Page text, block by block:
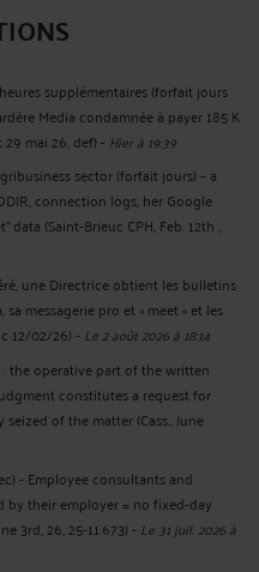
supplémentaires (forfait jours
Media condamnée à payer 185 K
mai 26, def)- Hier à 19:39
sector (forfait jours) – a
connection logs, her Google
data (Saint-Brieuc CPH, Feb. 12th ,
une Directrice obtient les bulletins
messagerie pro et « meet » et les
12/02/26)- Le 2 août 2026 à 18:14
the operative part of the written
constitutes a request for
of the matter (Cass., June
- Employee consultants and
by their employer = no fixed-day
3rd, 26, 25-11.673)- Le 31 juil. 2026 à